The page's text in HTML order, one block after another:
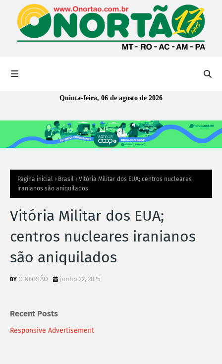
Quinta-feira, 06 de agosto de 2026
Página inicial Brasil
Vitória Militar dos EUA; centros nucleares
iranianos são aniquilados
Vitória Militar dos EUA;
centros nucleares iranianos
são aniquilados
O NORTÃO junho 22, 2025
Recent Posts
Responsive Advertisement